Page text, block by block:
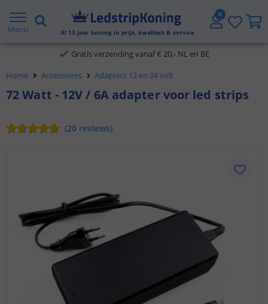
Menu Al 13 jaar koning in prijs, kwaliteit & service
5 jaar garantie
Gratis verzending vanaf € 20,- NL en BE
Klantbeoordeling 9.1
Home Accessoires Adapters 12 en 24 volt
72 Watt - 12V / 6A adapter voor led strips
(20 reviews)